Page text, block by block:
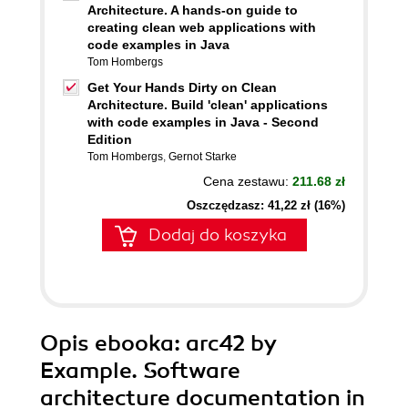
Architecture. A hands-on guide to
creating clean web applications with
code examples in Java
Tom Hombergs
Get Your Hands Dirty on Clean
Architecture. Build 'clean' applications
with code examples in Java - Second
Edition
Tom Hombergs, Gernot Starke
Cena zestawu: 211.68 zł
Oszczędzasz: 41,22 zł (16%)
Dodaj do koszyka
Opis ebooka: arc42 by
Example. Software
architecture documentation in